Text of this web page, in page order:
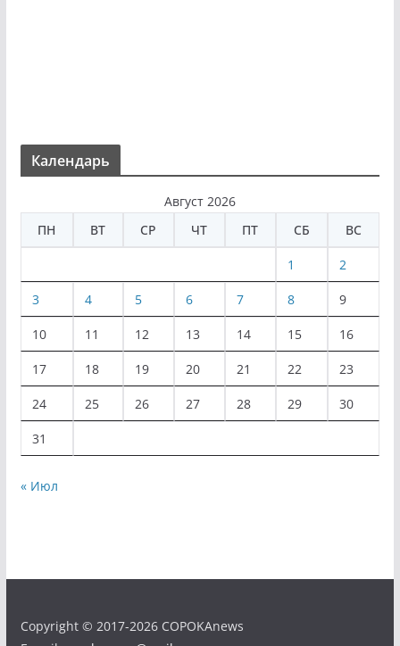
Календарь
Август 2026
ПН
ВТ СР ЧТ ПТ СБ ВС
1 2
3 4 5 6 7 8 9
10 11 12 13 14 15 16
17 18 19 20 21 22 23
24 25 26 27 28 29 30
31
« Июл
Copyright © 2017-2026 COPOKAnews